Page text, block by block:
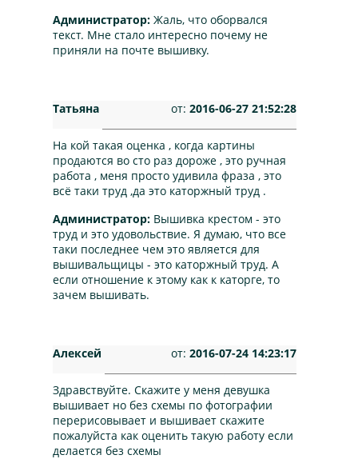
Администратор: Жаль, что оборвался
текст. Мне стало интересно почему не
приняли на почте вышивку.
Татьяна от: 2016-06-27 21:52:28
На кой такая оценка , когда картины
продаются во сто раз дороже , это ручная
работа , меня просто удивила фраза , это
всё таки труд ,да это каторжный труд .
Администратор: Вышивка крестом - это
труд и это удовольствие. Я думаю, что все
таки последнее чем это является для
вышивальщицы - это каторжный труд. А
если отношение к этому как к каторге, то
зачем вышивать.
Алексей от: 2016-07-24 14:23:17
Здравствуйте. Скажите у меня девушка
вышивает но без схемы по фотографии
перерисовывает и вышивает скажите
пожалуйста как оценить такую работу если
делается без схемы